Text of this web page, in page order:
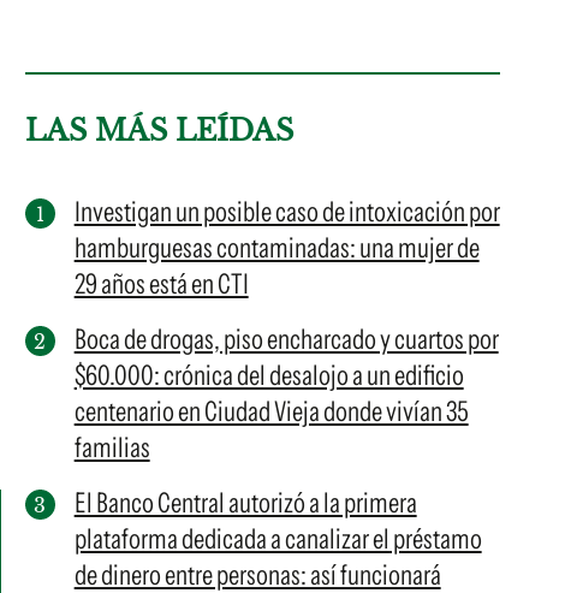
LAS MÁS LEÍDAS
Investigan un posible caso de intoxicación por
hamburguesas contaminadas: una mujer de
29 años está en CTI
Boca de drogas, piso encharcado y cuartos por
$60.000: crónica del desalojo a un edificio
centenario en Ciudad Vieja donde vivían 35
familias
El Banco Central autorizó a la primera
plataforma dedicada a canalizar el préstamo
de dinero entre personas: así funcionará